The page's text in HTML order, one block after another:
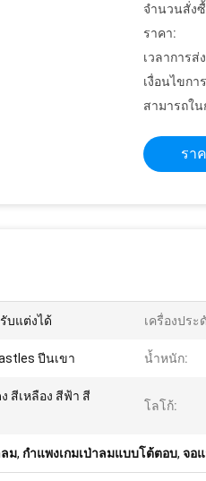
จำนวนสั่ง
ราคา:
เวลาการส่
เงื่อนไขกา
สามารถใ
รา
บแต่งได้ เครื่องประ
ปีนเขา น้ำหนัก:
สีเหลือง สีฟ้า สี
โลโก้:
ลม, กำแพงเกมเป่าลมแบบโต้ตอบ, จอ